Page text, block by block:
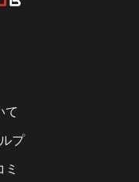
て
プ